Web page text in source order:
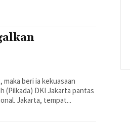
beri ia kekuasaan
Jakarta, tempat...